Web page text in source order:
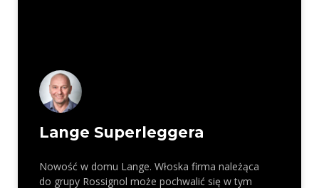
Lange Superleggera
Nowość w domu Lange. Włoska firma należąca
do grupy Rossignol może pochwalić się w tym